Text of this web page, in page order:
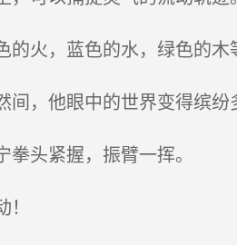
火，蓝色的水，绿色的木
，他眼中的世界变得缤纷
头紧握，振臂一挥。